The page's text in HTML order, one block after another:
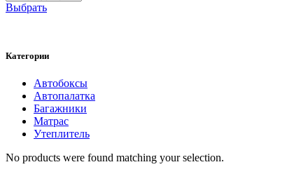
Выбрать
Категории
Автобоксы
Автопалатка
Багажники
Матрас
Утеплитель
No products were found matching your selection.